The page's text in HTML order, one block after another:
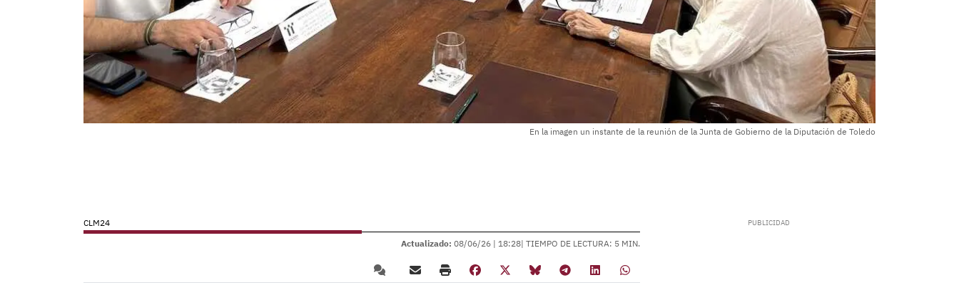
En la imagen un instante de la reunión de la Junta de Gobierno de la Diputación de Toledo
CLM24
Actualizado: 08/06/26 | 18:28| TIEMPO DE LECTURA: 5 MIN.